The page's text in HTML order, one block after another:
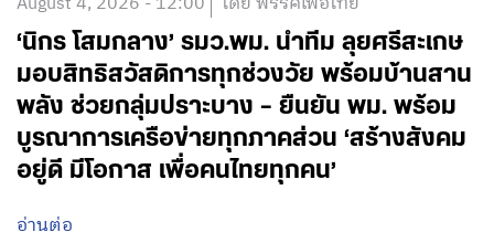
‘นิกร โสมกลาง’ รมว.พม. นำทีม ลุยศรีสะเกษ
มอบสิทธิสวัสดิการทุกช่วงวัย พร้อมบ้านสาน
พลัง ช่วยกลุ่มปราะบาง – ยืนยัน พม. พร้อม
บูรณาการเครือข่ายทุกภาคส่วน ‘สร้างสังคม
อยู่ดี มีโอกาส เพื่อคนไทยทุกคน’
อ่านต่อ